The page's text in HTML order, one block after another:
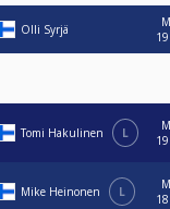
Olli Syrjä
Tomi Hakulinen L
Mike Heinonen L